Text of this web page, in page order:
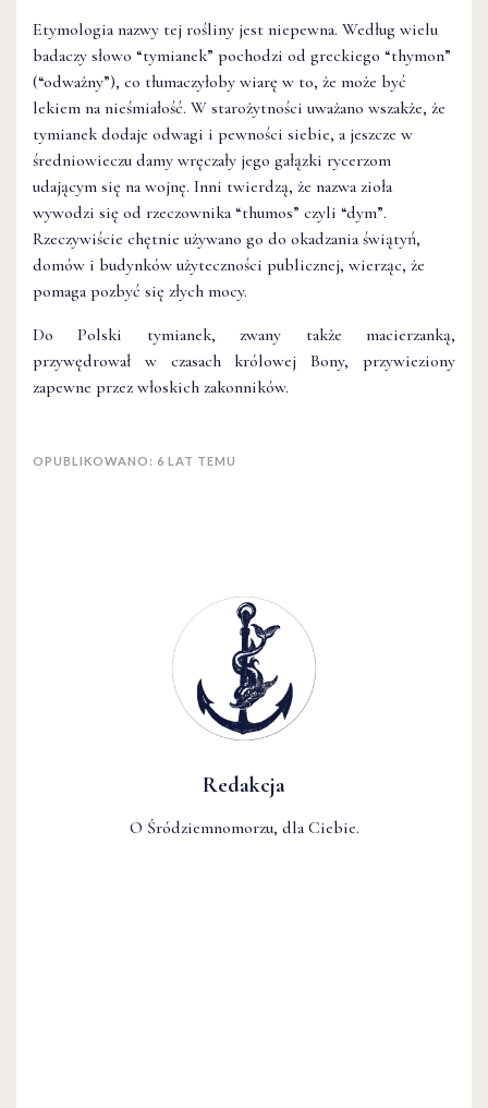
Redakcja
O Śródziemnomorzu, dla Ciebie.
Etymologia nazwy tej rośliny jest niepewna. Według wielu
badaczy słowo “tymianek” pochodzi od greckiego “thymon”
(“odważny”), co tłumaczyłoby wiarę w to, że może być
lekiem na nieśmiałość. W starożytności uważano wszakże, że
tymianek dodaje odwagi i pewności siebie, a jeszcze w
średniowieczu damy wręczały jego gałązki rycerzom
udającym się na wojnę. Inni twierdzą, że nazwa zioła
wywodzi się od rzeczownika “thumos” czyli “dym”.
Rzeczywiście chętnie używano go do okadzania świątyń,
domów i budynków użyteczności publicznej, wierząc, że
pomaga pozbyć się złych mocy.
Do Polski tymianek, zwany także macierzanką,
przywędrował w czasach królowej Bony, przywieziony
zapewne przez włoskich zakonników.
OPUBLIKOWANO: 6 LAT TEMU